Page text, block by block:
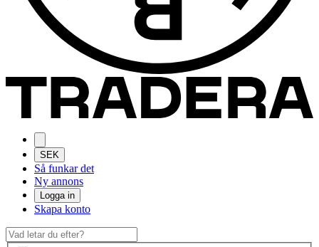
SEK
Så funkar det
Ny annons
Logga in
Skapa konto